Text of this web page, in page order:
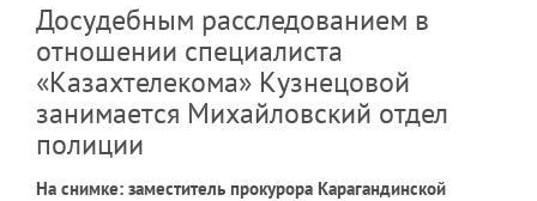
Досудебным расследованием в
отношении специалиста
«Казахтелекома» Кузнецовой
занимается Михайловский отдел
полиции
На снимке: заместитель прокурора Карагандинской